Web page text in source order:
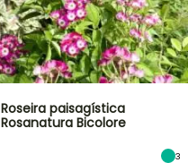
Roseira paisagística
Rosanatura Bicolore
3